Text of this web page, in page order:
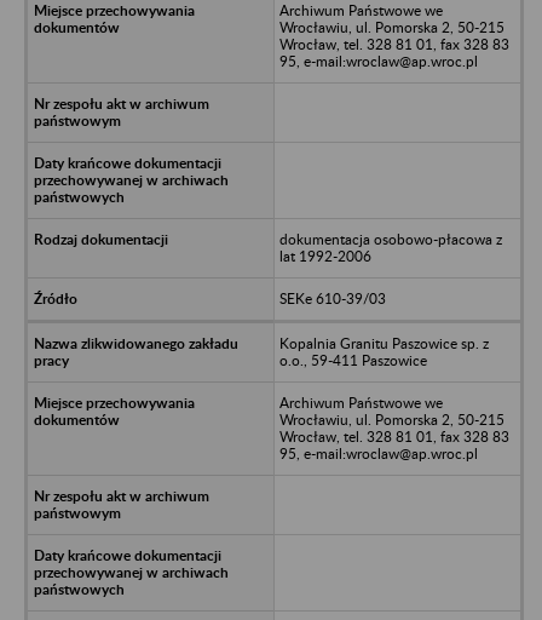
Archiwum Państwowe we
Wrocławiu, ul. Pomorska 2, 50-215
Wrocław, tel. 328 81 01, fax 328 83
95, e-mail:wroclaw@ap.wroc.pl
dokumentacja osobowo-płacowa z
lat 1992-2006
SEKe 610-39/03
Kopalnia Granitu Paszowice sp. z
o.o., 59-411 Paszowice
Archiwum Państwowe we
Wrocławiu, ul. Pomorska 2, 50-215
Wrocław, tel. 328 81 01, fax 328 83
95, e-mail:wroclaw@ap.wroc.pl